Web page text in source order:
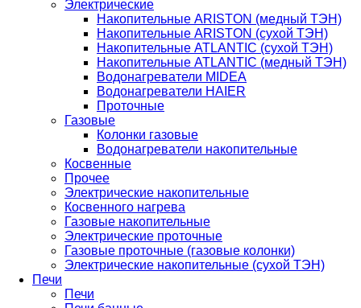
Электрические
Накопительные ARISTON (медный ТЭН)
Накопительные ARISTON (сухой ТЭН)
Накопительные ATLANTIC (сухой ТЭН)
Накопительные ATLANTIC (медный ТЭН)
Водонагреватели MIDEA
Водонагреватели HAIER
Проточные
Газовые
Колонки газовые
Водонагреватели накопительные
Косвенные
Прочее
Электрические накопительные
Косвенного нагрева
Газовые накопительные
Электрические проточные
Газовые проточные (газовые колонки)
Электрические накопительные (сухой ТЭН)
Печи
Печи